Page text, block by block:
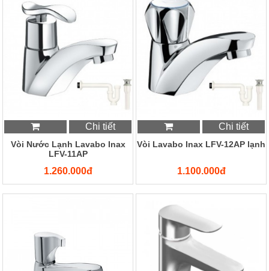
Chi tiết
Vòi Nước Lạnh Lavabo Inax
LFV-11AP
1.260.000đ
Chi tiết
Vòi Lavabo Inax LFV-12AP lạnh
1.100.000đ